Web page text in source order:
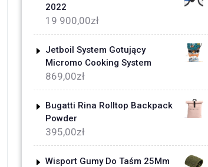
2022
19 900,00zł
Jetboil System Gotujący
Micromo Cooking System
869,00zł
Bugatti Rina Rolltop Backpack
Powder
395,00zł
Wisport Gumy Do Taśm 25Mm